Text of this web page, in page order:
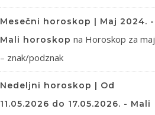
Mesečni horoskop | Maj 2024. -
Mali horoskop na Horoskop za maj
– znak/podznak
Nedeljni horoskop | Od
11.05.2026 do 17.05.2026. - Mali